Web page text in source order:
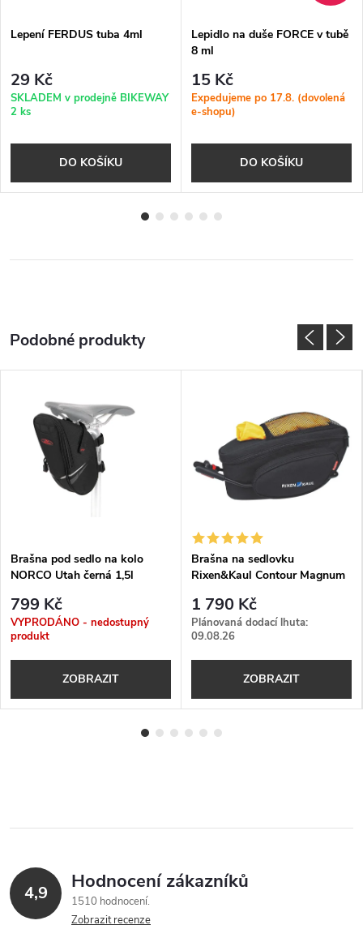
Lepení FERDUS tuba 4ml
29 Kč
SKLADEM v prodejně BIKEWAY
2 ks
DO KOŠÍKU
Lepidlo na duše FORCE v tubě
8 ml
15 Kč
Expedujeme po 17.8. (dovolená
e-shopu)
DO KOŠÍKU
Brašna pod sedlo na kolo
NORCO Utah černá 1,5l
799 Kč
VYPRODÁNO - nedostupný
produkt
ZOBRAZIT
Brašna na sedlovku
Rixen&Kaul Contour Magnum
1 790 Kč
Plánovaná dodací lhuta:
09.08.26
ZOBRAZIT
4,9 Hodnocení zákazníků
1510 hodnocení
Zobrazit recenze